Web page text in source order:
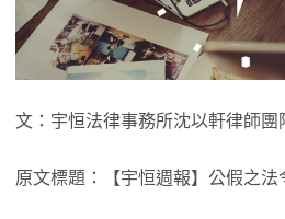
文：宇恒法律事務所沈以軒律師團
原文標題：【宇恒週報】公假之法